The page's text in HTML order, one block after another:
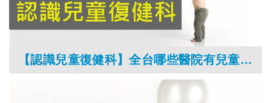
【認識兒童復健科】全台哪些醫院有兒童復健科？